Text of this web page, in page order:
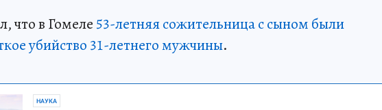
что в Гомеле 53-летняя сожительница с сыном были
убийство 31-летнего мужчины.
НАУКА